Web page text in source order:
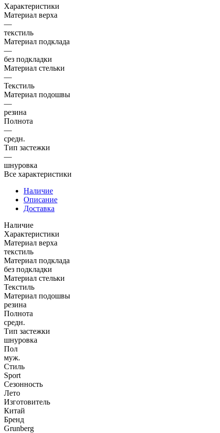
Характеристики
Материал верха
—
текстиль
Материал подклада
—
без подкладки
Материал стельки
—
Текстиль
Материал подошвы
—
резина
Полнота
—
средн.
Тип застежки
—
шнуровка
Все характеристики
Наличие
Описание
Доставка
Наличие
Характеристики
Материал верха
текстиль
Материал подклада
без подкладки
Материал стельки
Текстиль
Материал подошвы
резина
Полнота
средн.
Тип застежки
шнуровка
Пол
муж.
Стиль
Sport
Сезонность
Лето
Изготовитель
Китай
Бренд
Grunberg